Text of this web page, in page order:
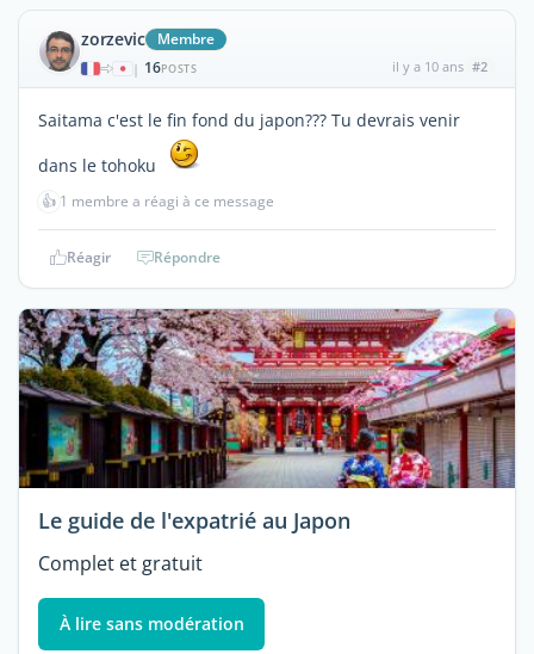
zorzevic Membre
| 16POSTS il y a 10 ans #2
Saitama c'est le fin fond du japon??? Tu devrais venir
dans le tohoku
👍 1 membre a réagi à ce message
Réagir Répondre
Le guide de l'expatrié au Japon
Complet et gratuit
À lire sans modération